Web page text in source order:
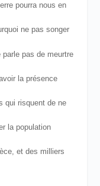
pourra nous en
ne pas songer
pas de meurtre
la présence
qui risquent de ne
la population
et des milliers